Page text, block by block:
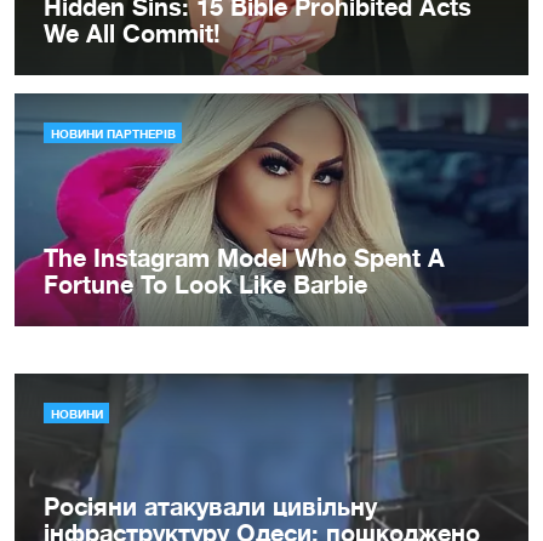
НОВИНИ
Росіяни атакували цивільну
інфраструктуру Одеси: пошкоджено